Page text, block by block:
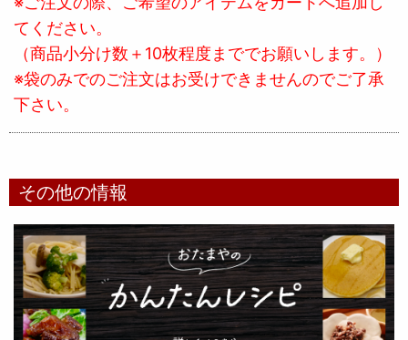
てください。
（商品小分け数＋10枚程度まででお願いします。）
※袋のみでのご注文はお受けできませんのでご了承
下さい。
その他の情報